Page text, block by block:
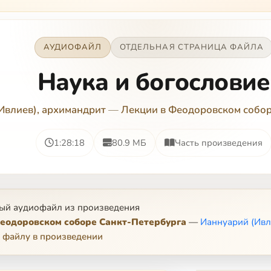
АУДИОФАЙЛ ОТДЕЛЬНАЯ СТРАНИЦА ФАЙЛА
Наука и богословие
архимандрит—Лекции в Феодоровском
1:28:18 80.9 МБ Часть произведения
аудиофайл из произведения
соборе Санкт-Петербурга — Ианнуарий
в произведении